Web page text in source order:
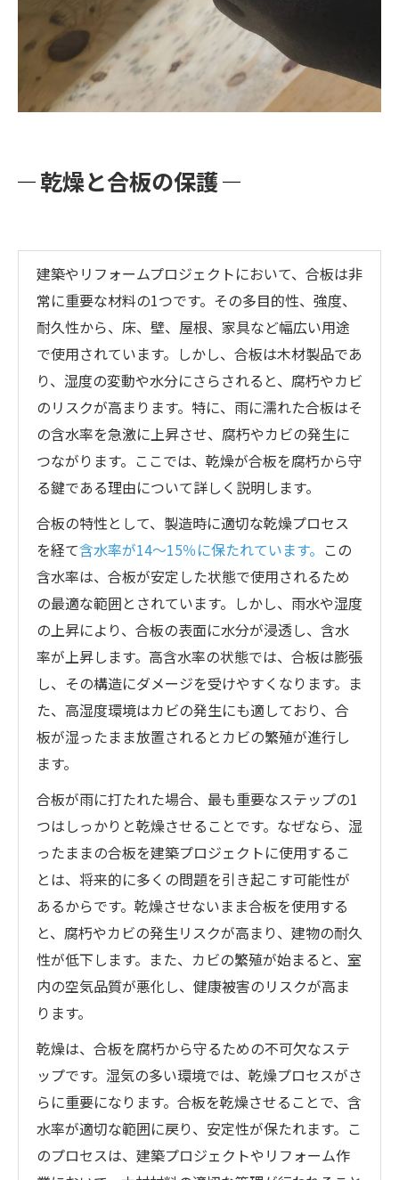
乾燥と合板の保護
建築やリフォームプロジェクトにおいて、合板は非
常に重要な材料の1つです。その多目的性、強度、
耐久性から、床、壁、屋根、家具など幅広い用途
で使用されています。しかし、合板は木材製品であ
り、湿度の変動や水分にさらされると、腐朽やカビ
のリスクが高まります。特に、雨に濡れた合板はそ
の含水率を急激に上昇させ、腐朽やカビの発生に
つながります。ここでは、乾燥が合板を腐朽から守
る鍵である理由について詳しく説明します。
合板の特性として、製造時に適切な乾燥プロセス
を経て含水率が14〜15％に保たれています。 この
含水率は、合板が安定した状態で使用されるため
の最適な範囲とされています。しかし、雨水や湿度
の上昇により、合板の表面に水分が浸透し、含水
率が上昇します。高含水率の状態では、合板は膨張
し、その構造にダメージを受けやすくなります。ま
た、高湿度環境はカビの発生にも適しており、合
板が湿ったまま放置されるとカビの繁殖が進行し
ます。
合板が雨に打たれた場合、最も重要なステップの1
つはしっかりと乾燥させることです。なぜなら、湿
ったままの合板を建築プロジェクトに使用するこ
とは、将来的に多くの問題を引き起こす可能性が
あるからです。乾燥させないまま合板を使用する
と、腐朽やカビの発生リスクが高まり、建物の耐久
性が低下します。また、カビの繁殖が始まると、室
内の空気品質が悪化し、健康被害のリスクが高ま
ります。
乾燥は、合板を腐朽から守るための不可欠なステ
ップです。湿気の多い環境では、乾燥プロセスがさ
らに重要になります。合板を乾燥させることで、含
水率が適切な範囲に戻り、安定性が保たれます。こ
のプロセスは、建築プロジェクトやリフォーム作